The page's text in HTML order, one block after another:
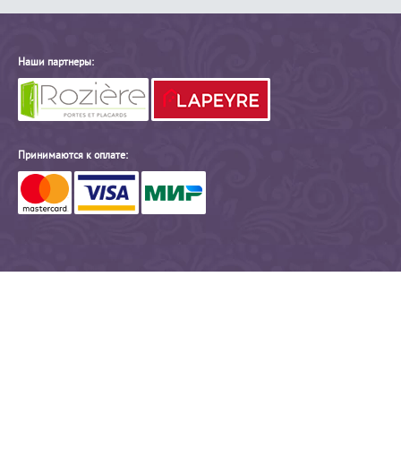
Наши партнеры:
Принимаются к оплате: